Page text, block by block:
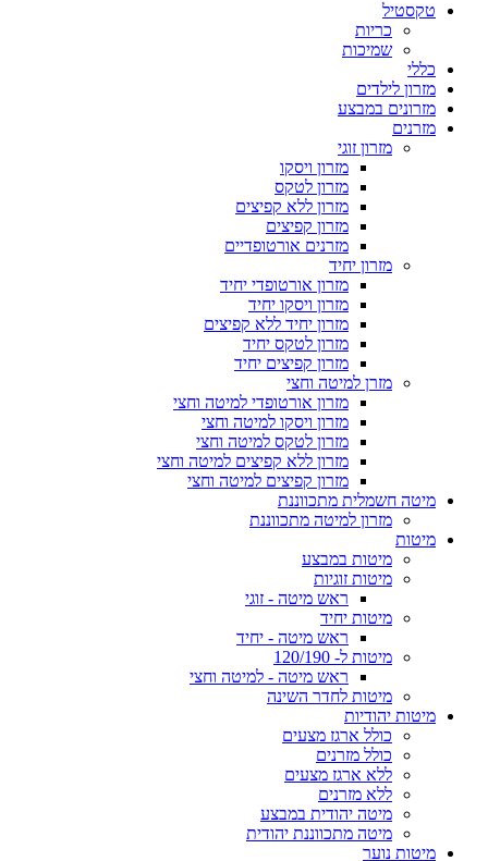
טקסטיל
כריות
שמיכות
כללי
מזרון לילדים
מזרונים במבצע
מזרנים
מזרון זוגי
מזרון ויסקו
מזרון לטקס
מזרון ללא קפיצים
מזרון קפיצים
מזרנים אורטופדיים
מזרון יחיד
מזרון אורטופדי יחיד
מזרון ויסקו יחיד
מזרון יחיד ללא קפיצים
מזרון לטקס יחיד
מזרון קפיצים יחיד
מזרן למיטה וחצי
מזרון אורטופדי למיטה וחצי
מזרון ויסקו למיטה וחצי
מזרון לטקס למיטה וחצי
מזרון ללא קפיצים למיטה וחצי
מזרון קפיצים למיטה וחצי
מיטה חשמלית מתכווננת
מזרון למיטה מתכווננת
מיטות
מיטות במבצע
מיטות זוגיות
ראש מיטה - זוגי
מיטות יחיד
ראש מיטה - יחיד
מיטות ל- 120/190
ראש מיטה - למיטה וחצי
מיטות לחדר השינה
מיטות יהודיות
כולל ארגז מצעים
כולל מזרנים
ללא ארגז מצעים
ללא מזרנים
מיטה יהודית במבצע
מיטה מתכווננת יהודית
מיטות נוער